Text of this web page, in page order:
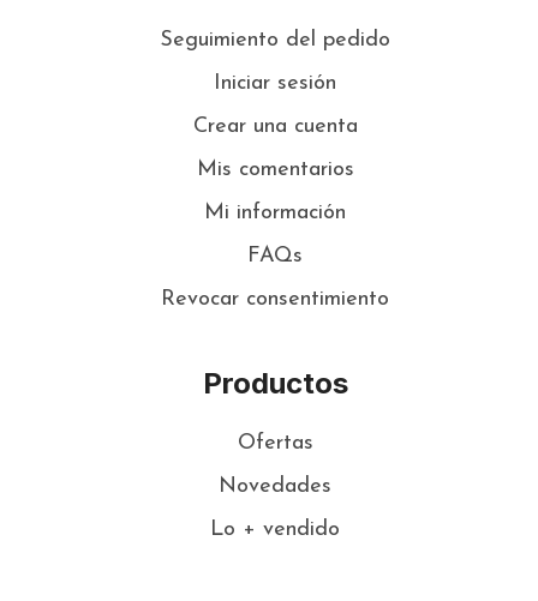
Seguimiento del pedido
Iniciar sesión
Crear una cuenta
Mis comentarios
Mi información
FAQs
Revocar consentimiento
Productos
Ofertas
Novedades
Lo + vendido